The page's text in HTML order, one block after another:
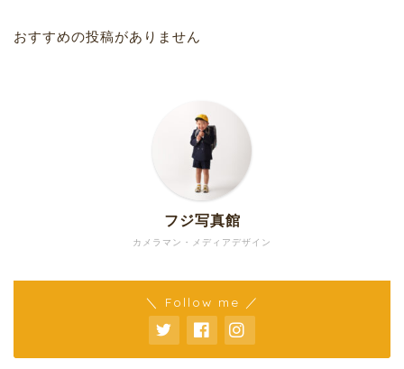
おすすめの投稿がありません
カメラマン・メディアデザイン
フジ写真館
＼ Follow me ／